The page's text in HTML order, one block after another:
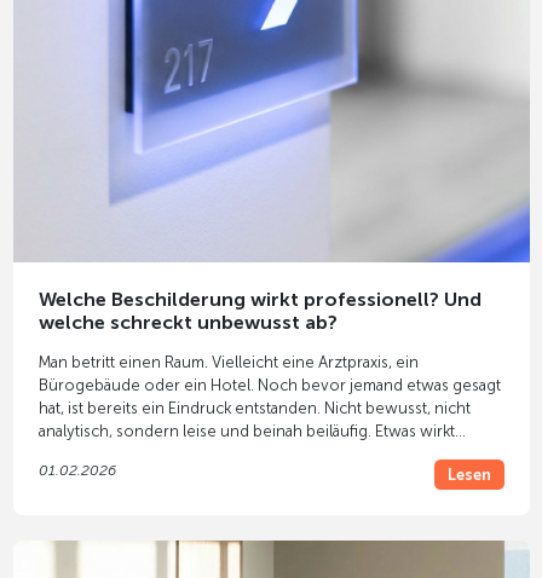
Welche Beschilderung wirkt professionell? Und
welche schreckt unbewusst ab?
Man betritt einen Raum. Vielleicht eine Arztpraxis, ein
Bürogebäude oder ein Hotel. Noch bevor jemand etwas gesagt
hat, ist bereits ein Eindruck entstanden. Nicht bewusst, nicht
analytisch, sondern leise und beinah beiläufig. Etwas wirkt
den Möbeln oder Farben. Es liegt an der
01.02.2026 Lesen